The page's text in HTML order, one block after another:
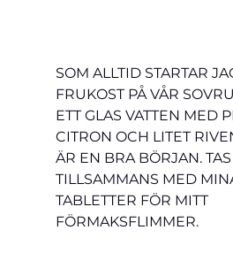
SOM ALLTID STARTAR
FRUKOST PÅ VÅR
ETT GLAS VATTEN MED
CITRON OCH LITET
ÄR EN BRA BÖRJAN. TAS
TILLSAMMANS MED
TABLETTER FÖR MITT
FÖRMAKSFLIMMER.